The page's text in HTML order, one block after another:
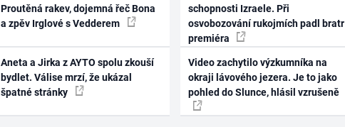
Proutěná rakev, dojemná řeč Bona
a zpěv Irglové s Vedderem
Aneta a Jirka z AYTO spolu zkouší
bydlet. Válise mrzí, že ukázal
špatné stránky
schopnosti Izraele. Při
osvobozování rukojmích padl bratr
premiéra
Video zachytilo výzkumníka na
okraji lávového jezera. Je to jako
pohled do Slunce, hlásil vzrušeně